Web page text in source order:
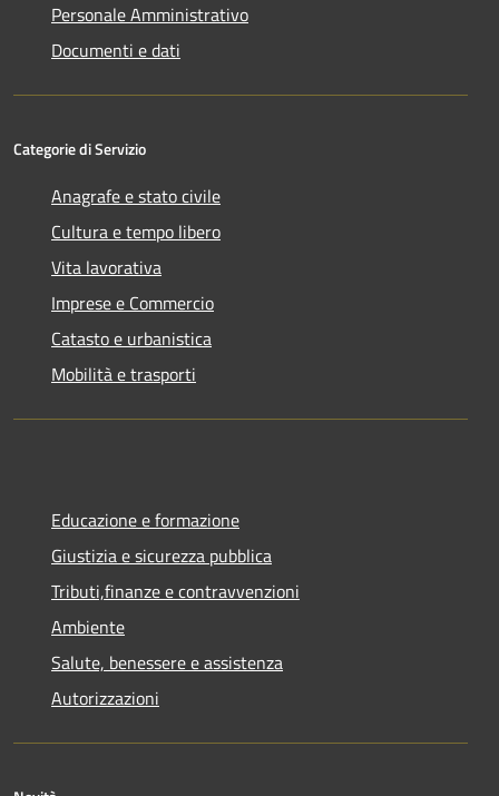
Personale Amministrativo
Documenti e dati
Categorie di Servizio
Anagrafe e stato civile
Cultura e tempo libero
Vita lavorativa
Imprese e Commercio
Catasto e urbanistica
Mobilità e trasporti
Educazione e formazione
Giustizia e sicurezza pubblica
Tributi,finanze e contravvenzioni
Ambiente
Salute, benessere e assistenza
Autorizzazioni